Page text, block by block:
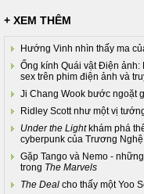
+ XEM THÊM
Hướng Vinh nhìn thấy ma
Ống kính Quái vật Điện ảnh:
sex trên phim điện ảnh và
Ji Chang Wook bước ngoặt
Ridley Scott như một vị
Under the Lightkhám phá
cyberpunk của Trương
Gặp Tango và Nemo -
trong The Marvels
The Deal cho thấy một Yoo